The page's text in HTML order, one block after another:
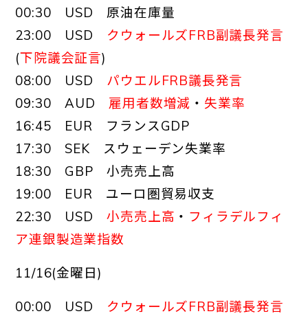
00:30 USD 原油在庫量
23:00 USD クウォールズFRB副議長発言
(下院議会証言)
08:00 USD パウエルFRB議長発言
09:30 AUD 雇用者数増減 ・ 失業率
16:45 EUR フランスGDP
17:30 SEK スウェーデン失業率
18:30 GBP 小売売上高
19:00 EUR ユーロ圏貿易収支
22:30 USD小売売上高 ・ フィラデルフィ
ア連銀製造業指数
11/16(金曜日)
00:00 USD クウォールズFRB副議長発言